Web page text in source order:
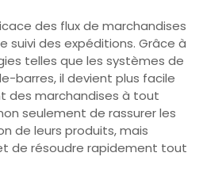
des flux de marchandises
suivi des expéditions. Grâce à
telles que les systèmes de
barres, il devient plus facile
des marchandises à tout
seulement de rassurer les
de leurs produits, mais
de résoudre rapidement tout